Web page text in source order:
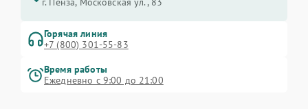
Горячая линия
+7 (800) 301-55-83
Время работы
Ежедневно с 9:00 до 21:00